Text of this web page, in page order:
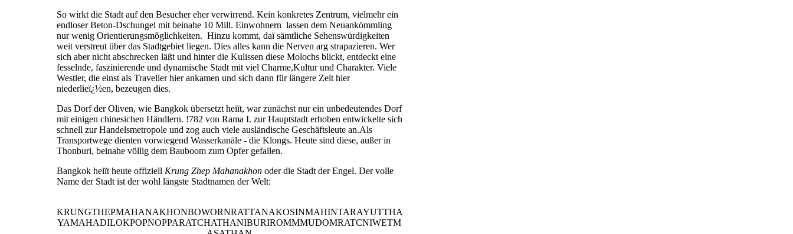
So wirkt die Stadt auf den Besucher eher verwirrend. Kein konkretes Zentrum, vielmehr ein
endloser Beton-Dschungel mit beinahe 10 Mill. Einwohnern lassen dem Neuankömmling
nur wenig Orientierungsmõglichkeiten. Hinzu kommt, daï sämtliche Sehenswürdigkeiten
weit verstreut über das Stadtgebiet liegen. Dies alles kann die Nerven arg strapazieren. Wer
sich aber nicht abschrecken läßt und hinter die Kulissen diese Molochs blickt, entdeckt eine
fesselnde, faszinierende und dynamische Stadt mit viel Charme,Kultur und Charakter. Viele
Westler, die einst als Traveller hier ankamen und sich dann für längere Zeit hier
niederlieï¿½en, bezeugen dies.
Das Dorf der Oliven, wie Bangkok übersetzt heiït, war zunächst nur ein unbedeutendes Dorf
mit einigen chinesichen Händlern. !782 von Rama I. zur Hauptstadt erhoben entwickelte sich
schnell zur Handelsmetropole und zog auch viele ausländische Geschäftsleute an.Als
Transportwege dienten vorwiegend Wasserkanäle - die Klongs. Heute sind diese, außer in
Thonburi, beinahe völlig dem Bauboom zum Opfer gefallen.
Bangkok heiït heute offiziell Krung Zhep Mahanakhonoder die Stadt der Engel. Der volle
Name der Stadt ist der wohl längste Stadtnamen der Welt:
KRUNGTHEPMAHANAKHONBOWORNRATTANAKOSINMAHINTARAYUTTHA
YAMAHADILOKPOPNOPPARATCHATHANIBURIROMMMUDOMRATCNIWETM